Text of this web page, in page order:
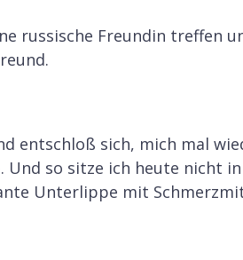
russische Freundin treffen
entschloß sich, mich mal
so sitze ich heute nicht
Unterlippe mit